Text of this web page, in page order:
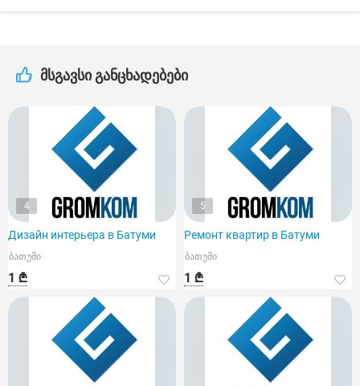
მსგავსი განცხადებები
4
Дизайн интерьера в Батуми
ბათუმი
1 ₾
5
Ремонт квартир в Батуми
ბათუმი
1 ₾